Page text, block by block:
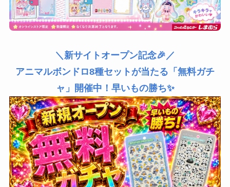
＼新サイトオープン記念🎉／
アニマルボンドロ8種セットが当たる「無料ガチ
ャ」開催中！早いもの勝ち✨